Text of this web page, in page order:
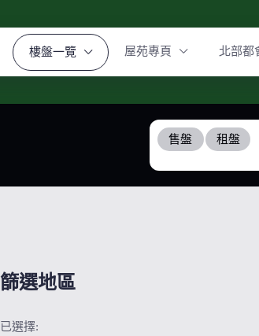
樓盤一覽 屋苑專頁 北部都
售盤 租盤
篩選地區
已選擇: